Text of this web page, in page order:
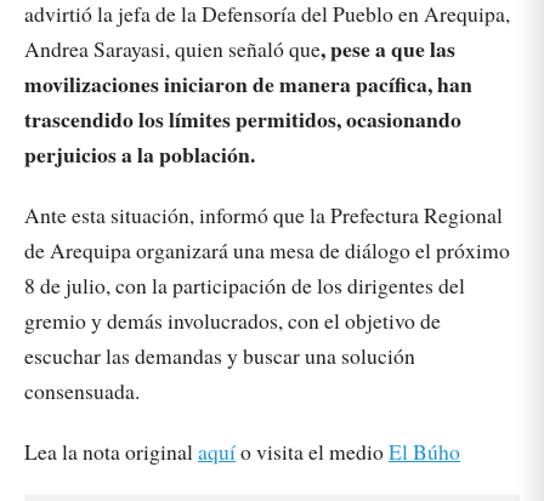
advirtió la jefa de la Defensoría del Pueblo en Arequipa,
Andrea Sarayasi, quien señaló que, pese a que las
movilizaciones iniciaron de manera pacífica, han
trascendido los límites permitidos, ocasionando
perjuicios a la población.
Ante esta situación, informó que la Prefectura Regional
de Arequipa organizará una mesa de diálogo el próximo
8 de julio, con la participación de los dirigentes del
gremio y demás involucrados, con el objetivo de
escuchar las demandas y buscar una solución
consensuada.
Lea la nota originalaquío visita el medioEl Búho